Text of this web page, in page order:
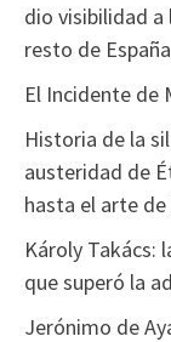
dio visibilidad a
resto de España
El Incidente de
Historia de la
austeridad de
hasta el arte
Károly Takács:
que superó la
Jerónimo de